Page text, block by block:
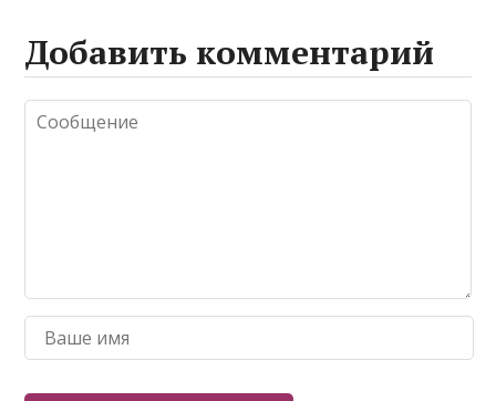
Добавить комментарий